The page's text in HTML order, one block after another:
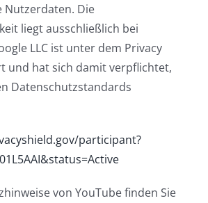
Nutzerdaten. Die
liegt ausschließlich bei
LLC ist unter dem Privacy
und hat sich damit verpflichtet,
Datenschutzstandards
participant?
von YouTube finden Sie